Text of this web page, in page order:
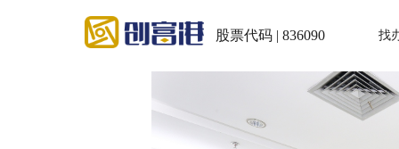
股票代码 | 836090 找